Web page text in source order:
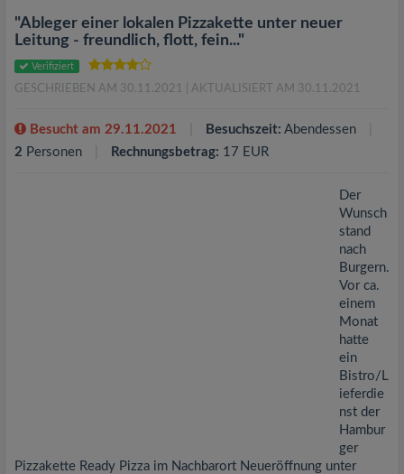
"Ableger einer lokalen Pizzakette unter neuer
Leitung - freundlich, flott, fein..."
Verifiziert
GESCHRIEBEN AM 30.11.2021 | AKTUALISIERT AM 30.11.2021
Besucht am 29.11.2021 Besuchszeit: Abendessen
2 Personen Rechnungsbetrag: 17 EUR
Der
Wunsch
stand
nach
Burgern.
Vor ca.
einem
Monat
hatte
ein
Bistro/L
ieferdie
nst der
Hambur
ger
Pizzakette Ready Pizza im Nachbarort Neueröffnung unter
a
i